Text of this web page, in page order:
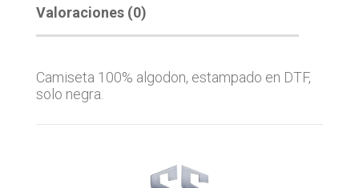
Valoraciones (0)
Camiseta 100% algodon, estampado en DTF,
solo negra.